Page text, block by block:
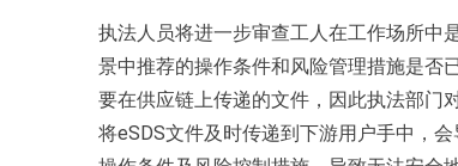
执法人员将进一步审查工人在工作场所中
景中推荐的操作条件和风险管理措施是否
要在供应链上传递的文件，因此执法部门
将eSDS文件及时传递到下游用户手中，